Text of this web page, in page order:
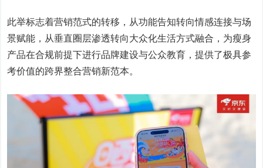
此举标志着营销范式的转移，从功能告知转向情感连接与场
景赋能，从垂直圈层渗透转向大众化生活方式融合，为瘦身
产品在合规前提下进行品牌建设与公众教育，提供了极具参
考价值的跨界整合营销新范本。